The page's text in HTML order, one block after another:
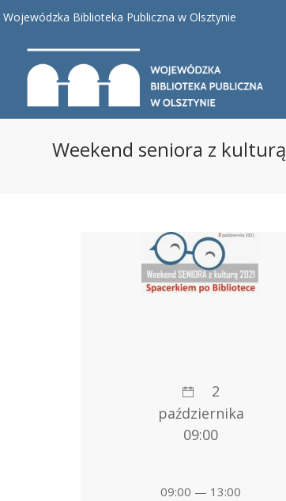
Wojewódzka Biblioteka Publiczna w Olsztynie
Weekend seniora z kulturą
2
października
09:00
09:00 — 13:00